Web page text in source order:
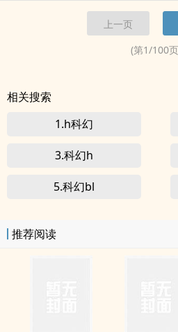
学生，获得独有的天赋——打怪掉落高
为了生存，为了父母，他战生化、屠巨
上一页
(第1/100
相关搜索
1.h科幻
3.科幻h
5.科幻bl
推荐阅读